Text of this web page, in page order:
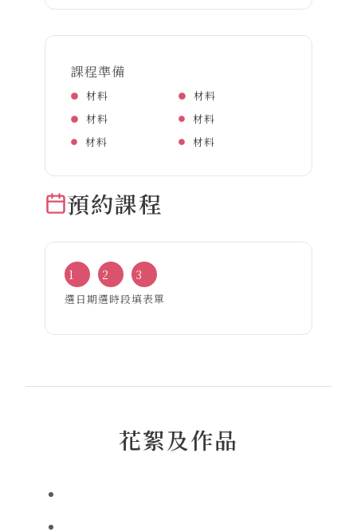
課程準備
材料
材料
材料
材料
材料
材料
預約課程
1
選日期
2
選時段
3
填表單
花絮及作品